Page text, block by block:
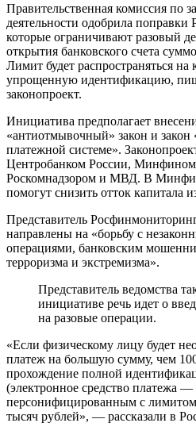
Правительственная комиссия по
деятельности одобрила
которые ограничивают разовый
открытия банковского счета
Лимит будет распространяться
упрощенную идентификацию,
законопроект.
Инициатива предполагает
«антиотмывочный» закон и
платежной системе».
Центробанком России,
Роскомнадзором и МВД. В
помогут снизить отток капитала
Представитель
направлены на «борьбу с
операциями, банковским
терроризма и экстремизма».
Представитель ведомства
инициативе речь идет о
на разовые операции.
«Если физическому лицу будет
платеж на большую сумму, чем
прохождение полной
(электронное средство платежа —
персонифицированным с
тысяч рублей», — рассказали в